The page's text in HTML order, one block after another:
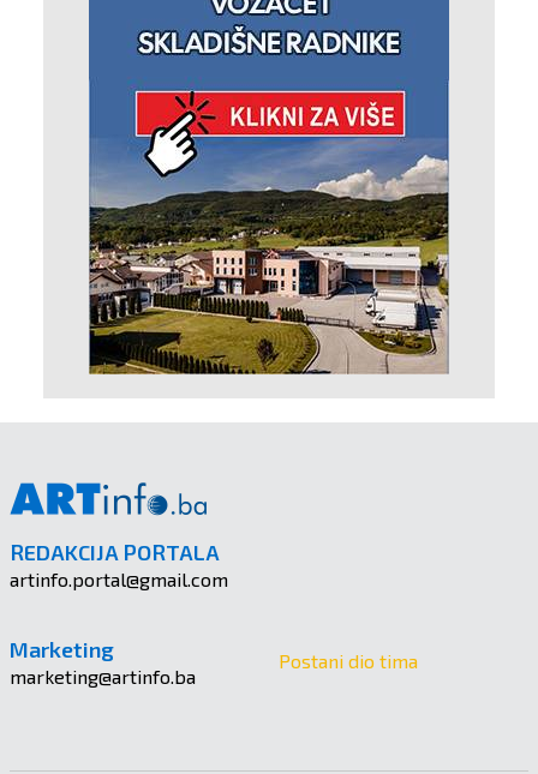
REDAKCIJA PORTALA
artinfo.portal@gmail.com
Marketing
marketing@artinfo.ba
Postani dio tima